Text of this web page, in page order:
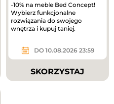
-10% na meble Bed Concept!
Wybierz funkcjonalne
rozwiązania do swojego
wnętrza i kupuj taniej.
DO 10.08.2026 23:59
SKORZYSTAJ